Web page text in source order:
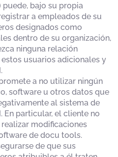
bajo su propia
a empleados de su
designados como
dentro de su organización,
ninguna relación
usuarios adicionales y
a no utilizar ningún
software u otros datos que
al sistema de
En particular, el cliente no
modificaciones
de docu tools.
de que sus